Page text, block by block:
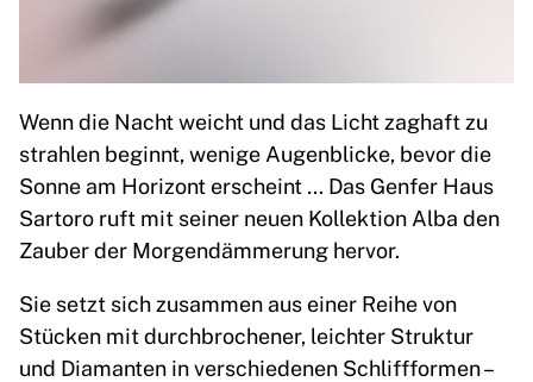
Wenn die Nacht weicht und das Licht zaghaft zu
strahlen beginnt, wenige Augenblicke, bevor die
Sonne am Horizont erscheint … Das Genfer Haus
Sartoro ruft mit seiner neuen Kollektion Alba den
Zauber der Morgendämmerung hervor.
Sie setzt sich zusammen aus einer Reihe von
Stücken mit durchbrochener, leichter Struktur
und Diamanten in verschiedenen Schliffformen –